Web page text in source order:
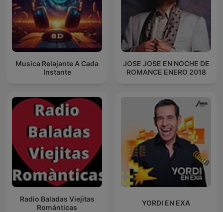
Musica Relajante A Cada
Instante
JOSE JOSE EN NOCHE DE
ROMANCE ENERO 2018
Radio Baladas Viejitas
Románticas
YORDI EN EXA